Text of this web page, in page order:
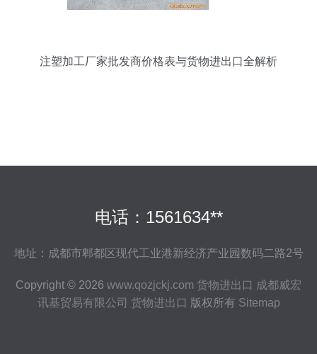
注塑加工厂家批发商价格表与货物进出口全解析
电话：1561634**
地址：成都市郫都区现代工业港新经济产业园数码二路2号
Copyright © 2026 www.qozjckj.com 货物进出口 成都威宏
讯基贸易有限公司 货物进出口 版权所有 Sitemap